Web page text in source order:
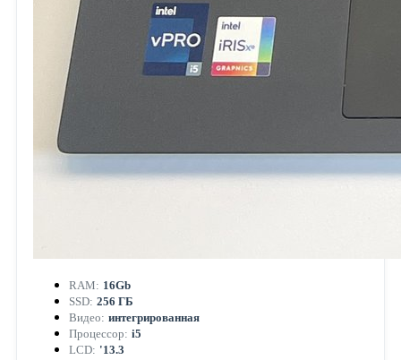
RAM: 16Gb
SSD: 256 ГБ
Видео: интегрированная
Процессор: i5
LCD: '13.3